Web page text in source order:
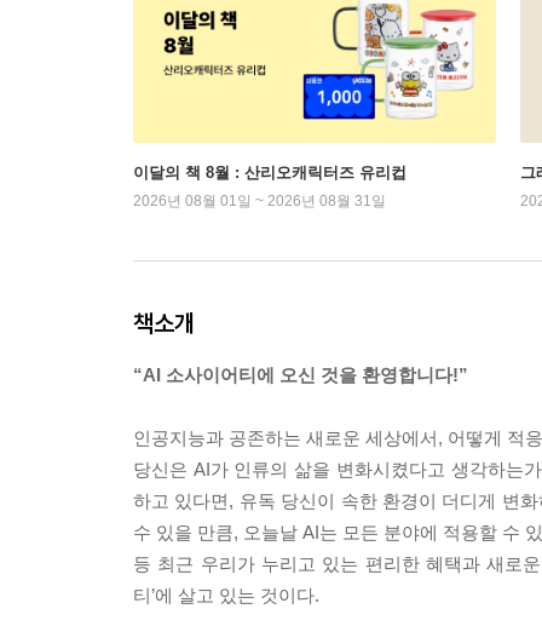
이달의 책 8월 : 산리오캐릭터즈 유리컵
2026년 08월 01일 ~ 2026년 08월 31일
그
책소개
“AI 소사이어티에 오신 것을 환영합니다!”
인공지능과 공존하는 새로운 세상에서, 어떻게 적
당신은 AI가 인류의 삶을 변화시켰다고 생각하는
하고 있다면, 유독 당신이 속한 환경이 더디게 변
수 있을 만큼, 오늘날 AI는 모든 분야에 적용할 수
등 최근 우리가 누리고 있는 편리한 혜택과 새로
티’에 살고 있는 것이다.